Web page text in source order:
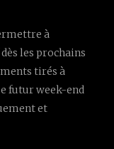
à
les prochains
tirés à
futur week-end
et